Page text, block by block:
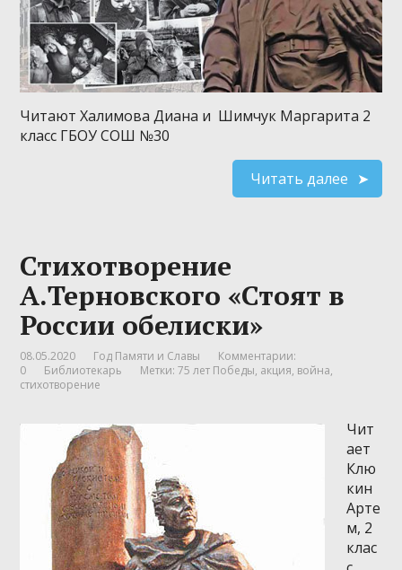
Читают Халимова Диана и Шимчук Маргарита 2
класс ГБОУ СОШ №30
Читать далее
Стихотворение
А.Терновского «Стоят в
России обелиски»
08.05.2020 Год Памяти и Славы
Комментарии:
0
Библиотекарь Метки:75 лет Победы, акция, война,
стихотворение
Чит
ает
Клю
кин
Арте
м, 2
клас